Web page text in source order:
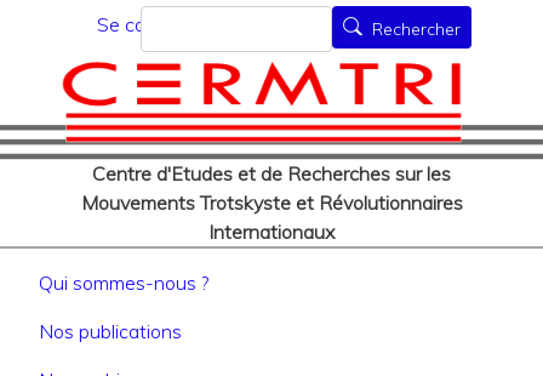
au
contenu
principal
Menu du compte de
Se connecter
Centre d'Etudes et de Recherches sur les
Mouvements Trotskyste et Révolutionnaires
Internationaux
Rechercher Rechercher
Navigation principale
Qui sommes-nous ?
Nos publications